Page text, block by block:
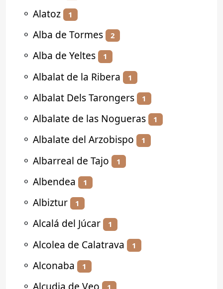
⚬ Alatoz 1
⚬ Alba de Tormes 2
⚬ Alba de Yeltes 1
⚬ Albalat de la Ribera 1
⚬ Albalat Dels Tarongers 1
⚬ Albalate de las Nogueras 1
⚬ Albalate del Arzobispo 1
⚬ Albarreal de Tajo 1
⚬ Albendea 1
⚬ Albiztur 1
⚬ Alcalá del Júcar 1
⚬ Alcolea de Calatrava 1
⚬ Alconaba 1
⚬ Alcudia de Veo 1